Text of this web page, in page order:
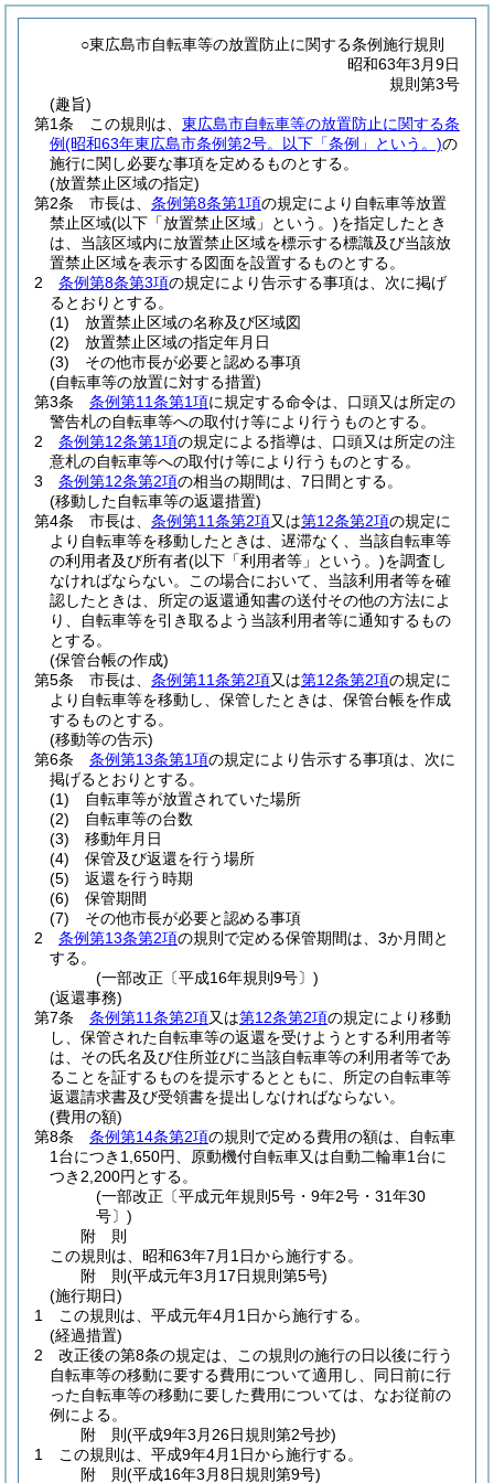
○東広島市自転車等の放置防止に関する条例施行規則
昭和63年3月9日
規則第3号
(趣旨)
第1条
この規則は、 東広島市自転車等の放置防止に関する条
例(昭和63年東広島市条例第2号。以下「条例」という。)の
施行に関し必要な事項を定めるものとする。
(放置禁止区域の指定)
第2条
市長は、 条例第8条第1項の規定により自転車等放置
禁止区域(以下「放置禁止区域」という。)を指定したとき
は、当該区域内に放置禁止区域を標示する標識及び当該放
置禁止区域を表示する図面を設置するものとする。
2
条例第8条第3項の規定により告示する事項は、次に掲げ
るとおりとする。
(1)
放置禁止区域の名称及び区域図
(2)
放置禁止区域の指定年月日
(3)
その他市長が必要と認める事項
(自転車等の放置に対する措置)
第3条
条例第11条第1項に規定する命令は、口頭又は所定の
警告札の自転車等への取付け等により行うものとする。
2
条例第12条第1項の規定による指導は、口頭又は所定の注
意札の自転車等への取付け等により行うものとする。
3
条例第12条第2項の相当の期間は、7日間とする。
(移動した自転車等の返還措置)
第4条
市長は、 条例第11条第2項又は第12条第2項の規定に
より自転車等を移動したときは、遅滞なく、当該自転車等
の利用者及び所有者(以下「利用者等」という。)を調査し
なければならない。
この場合において、当該利用者等を確
認したときは、所定の返還通知書の送付その他の方法によ
り、自転車等を引き取るよう当該利用者等に通知するもの
とする。
(保管台帳の作成)
第5条
市長は、 条例第11条第2項又は第12条第2項の規定に
より自転車等を移動し、保管したときは、保管台帳を作成
するものとする。
(移動等の告示)
第6条
条例第13条第1項の規定により告示する事項は、次に
掲げるとおりとする。
(1)
自転車等が放置されていた場所
(2)
自転車等の台数
(3)
移動年月日
(4)
保管及び返還を行う場所
(5)
返還を行う時期
(6)
保管期間
(7)
その他市長が必要と認める事項
2
条例第13条第2項の規則で定める保管期間は、3か月間と
する。
(一部改正〔平成16年規則9号〕)
(返還事務)
第7条
条例第11条第2項又は第12条第2項の規定により移動
し、保管された自転車等の返還を受けようとする利用者等
は、その氏名及び住所並びに当該自転車等の利用者等であ
ることを証するものを提示するとともに、所定の自転車等
返還請求書及び受領書を提出しなければならない。
(費用の額)
第8条
条例第14条第2項の規則で定める費用の額は、自転車
1台につき1,650円、原動機付自転車又は自動二輪車1台に
つき2,200円とする。
(一部改正〔平成元年規則5号・9年2号・31年30
号〕)
附 則
この規則は、昭和63年7月1日から施行する。
附 則(平成元年3月17日規則第5号)
(施行期日)
1
この規則は、平成元年4月1日から施行する。
(経過措置)
2
改正後の第8条の規定は、この規則の施行の日以後に行う
自転車等の移動に要する費用について適用し、同日前に行
った自転車等の移動に要した費用については、なお従前の
例による。
附 則(平成9年3月26日規則第2号抄)
1
この規則は、平成9年4月1日から施行する。
附 則(平成16年3月8日規則第9号)